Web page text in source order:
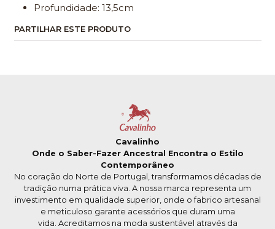
Profundidade: 13,5cm
PARTILHAR ESTE PRODUTO
Cavalinho
Onde o Saber-Fazer Ancestral Encontra o Estilo
Contemporâneo
No coração do Norte de Portugal, transformamos décadas de
tradição numa prática viva. A nossa marca representa um
investimento em qualidade superior, onde o fabrico artesanal
e meticuloso garante acessórios que duram uma
vida. Acreditamos na moda sustentável através da